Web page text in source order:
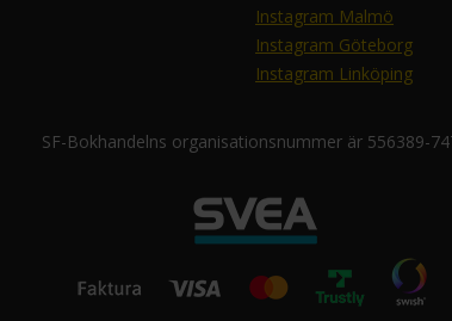
Instagram Malmö
Instagram Göteborg
Instagram Linköping
SF-Bokhandelns organisationsnummer är 556389-